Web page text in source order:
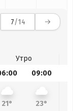
7/14
Утро
09:00
21° 23°